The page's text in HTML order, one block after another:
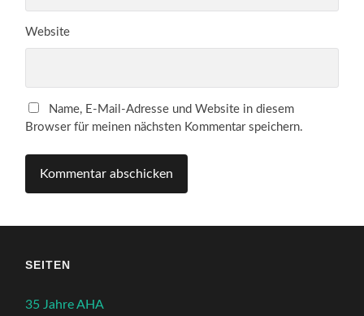
Website
Name, E-Mail-Adresse und Website in diesem
Browser für meinen nächsten Kommentar speichern.
SEITEN
35 Jahre AHA